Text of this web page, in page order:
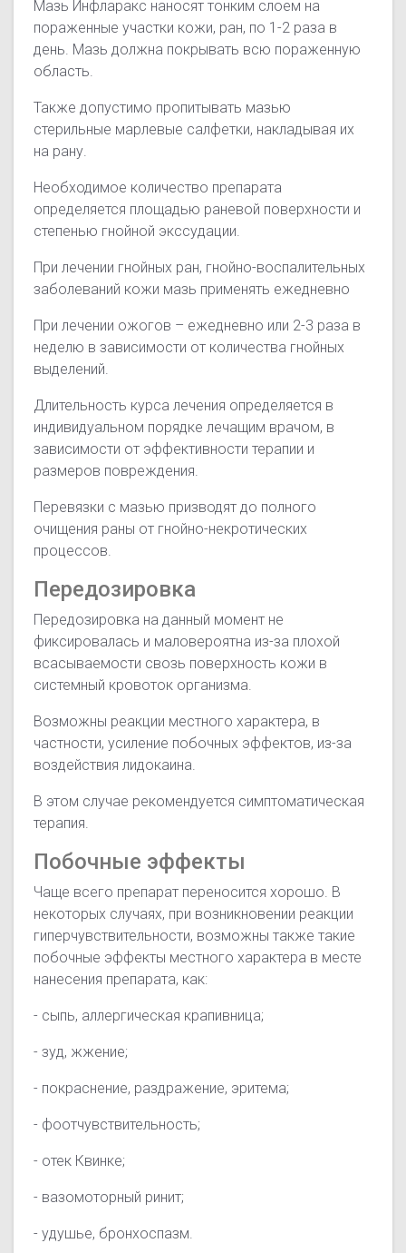
Мазь Инфларакс наносят тонким слоем на
пораженные участки кожи, ран, по 1-2 раза в
день. Мазь должна покрывать всю пораженную
область.
Также допустимо пропитывать мазью
стерильные марлевые салфетки, накладывая их
на рану.
Необходимое количество препарата
определяется площадью раневой поверхности и
степенью гнойной экссудации.
При лечении гнойных ран, гнойно-воспалительных
заболеваний кожи мазь применять ежедневно
При лечении ожогов – ежедневно или 2-3 раза в
неделю в зависимости от количества гнойных
выделений.
Длительность курса лечения определяется в
индивидуальном порядке лечащим врачом, в
зависимости от эффективности терапии и
размеров повреждения.
Перевязки с мазью призводят до полного
очищения раны от гнойно-некротических
процессов.
Передозировка
Передозировка на данный момент не
фиксировалась и маловероятна из-за плохой
всасываемости свозь поверхность кожи в
системный кровоток организма.
Возможны реакции местного характера, в
частности, усиление побочных эффектов, из-за
воздействия лидокаина.
В этом случае рекомендуется симптоматическая
терапия.
Побочные эффекты
Чаще всего препарат переносится хорошо. В
некоторых случаях, при возникновении реакции
гиперчувствительности, возможны также такие
побочные эффекты местного характера в месте
нанесения препарата, как:
- сыпь, аллергическая крапивница;
- зуд, жжение;
- покраснение, раздражение, эритема;
- фоотчувствительность;
- отек Квинке;
- вазомоторный ринит;
- удушье, бронхоспазм.